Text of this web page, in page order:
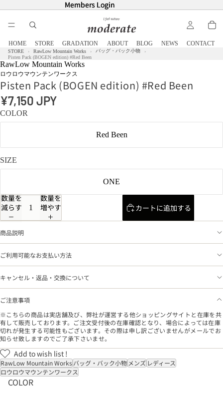
Members Login
Members Login
HOME STORE GRADATION ABOUT BLOG NEWS CONTACT
STORE RawLow Mountain Works
バッグ・バック小物
Pisten Pack (BOGEN edition) #Red Been
RawLow Mountain Works
ロウロウマウンテンワークス
Pisten Pack (BOGEN edition) #Red Been
¥7,150 JPY
COLOR
Red Been
SIZE
ONE
数量を
減らす
数量を
増やす
カートに追加する
商品説明
ご利用可能なお支払い方法
キャンセル・返品・交換について
ご注意事項
※こちらの商品は実店舗及び、弊社が運営する他ショッピングサイトと在庫を共
有して販売しております。ご注文受付後の在庫確認となり、場合によっては在庫
切れが発生する可能性もございます。その際は申し訳ございませんがメールでお
知らせ致しますのでご了承下さいませ。
Add to wish list !
RawLow Mountain Works バッグ・バック小物 メンズ レディース
ロウロウマウンテンワークス
COLOR